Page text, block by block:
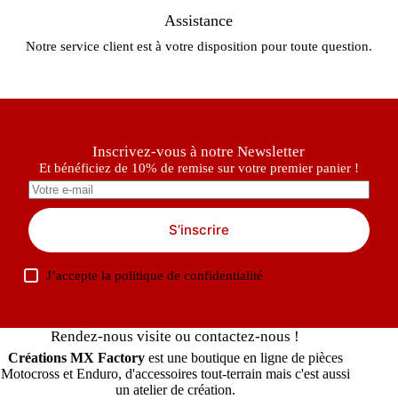
Assistance
Notre service client est à votre disposition pour toute question.
Inscrivez-vous à notre Newsletter
Et bénéficiez de 10% de remise sur votre premier panier !
S’inscrire
J’accepte lapolitique de confidentialité
Rendez-nous visite ou contactez-nous !
Créations MX Factoryest une boutique en ligne de pièces
Motocross et Enduro, d'accessoires tout-terrain mais c'est aussi
un atelier de création.